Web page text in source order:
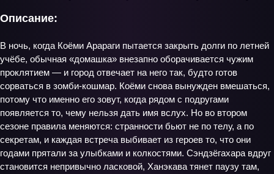
Описание:
В ночь, когда Коёми Арараги пытается закрыть долги по летней
учёбе, обычная «домашка» внезапно оборачивается чужим
проклятием — и город отвечает на него так, будто готов
сорваться в зомби‑кошмар. Коёми снова вынужден вмешаться,
потому что именно его зовут, когда рядом с подругами
появляется то, чему нельзя дать имя вслух. Но во втором
сезоне правила меняются: странности бьют не по телу, а по
секретам, и каждая встреча выбивает из героев то, что они
годами прятали за улыбками и колкостями. Сэндзёгахара вдруг
становится непривычно ласковой, Ханэкава тянет паузу там,